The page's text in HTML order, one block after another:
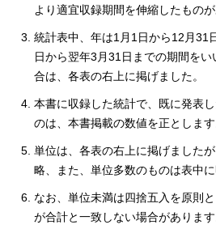
より適宜収録期間を伸縮したものが
統計表中、年は1月1日から12月31
日から翌年3月31日までの期間を
合は、各表の右上に掲げました。
本書に収録した統計で、既に発表
のは、本書掲載の数値を正とします
単位は、各表の右上に掲げました
略、また、単位多数のものは表中に
なお、単位未満は四捨五入を原則
が合計と一致しない場合があります